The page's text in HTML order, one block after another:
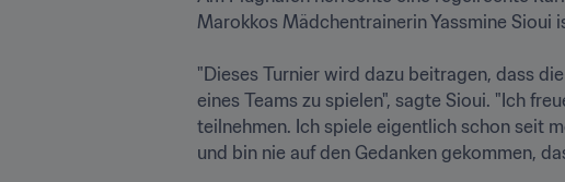
Marokkos Mädchentrainerin Yassmine Sioui
"Dieses Turnier wird dazu beitragen, dass
eines Teams zu spielen", sagte Sioui. "Ich
teilnehmen. Ich spiele eigentlich schon seit
und bin nie auf den Gedanken gekommen,